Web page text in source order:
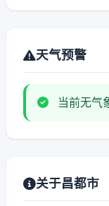
天气预警
当前无气
关于昌都市